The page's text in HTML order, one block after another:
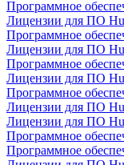
Программное
Лицензии для ПО
Программное
Лицензии для ПО
Программное
Лицензии для ПО
Программное
Лицензии для ПО
Лицензии для ПО
Программное
Программное